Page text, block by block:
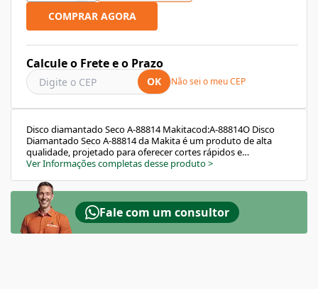
COMPRAR AGORA
Calcule o Frete e o Prazo
OK Não sei o meu CEP
Disco diamantado Seco A-88814 Makitacod:A-88814O Disco
Diamantado Seco A-88814 da Makita é um produto de alta
qualidade, projetado para oferecer cortes rápidos e
acabamentos precisos. Aqui estão algumas de suas
concreto, podendo ser utilizado tanto úmido quanto
seco.Tipo de Corte: O disco possui um perfil de corte
segmentado.Diâmetro: O diâmetro do disco é de 105mm.
Ver Informações completas desse produto>
Fale com um consultor